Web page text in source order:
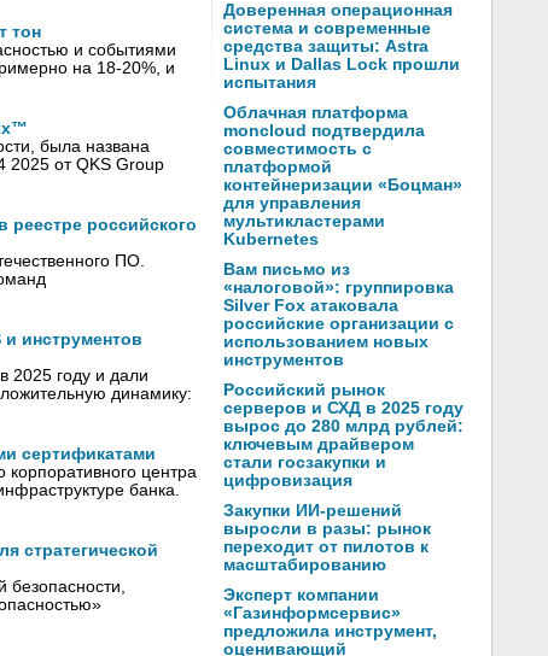
тон
и событиями
на 18-20%, и
была названа
2025 от QKS Group
реестре российского
ПО.
инструментов
2025 году и дали
динамику:
сертификатами
центра
банка.
стратегической
Доверенная операционная
система и современные
средства защиты: Astra
Linux и Dallas Lock прошли
испытания
Облачная платформа
moncloud подтвердила
совместимость с
платформой
контейнеризации «Боцман»
для управления
мультикластерами
Kubernetes
Вам письмо из
«налоговой»: группировка
Silver Fox атаковала
российские организации с
использованием новых
инструментов
Российский рынок
серверов и СХД в 2025 году
вырос до 280 млрд рублей:
ключевым драйвером
стали госзакупки и
цифровизация
Закупки ИИ-решений
выросли в разы: рынок
переходит от пилотов к
масштабированию
Эксперт компании
«Газинформсервис»
предложила инструмент,
оценивающий